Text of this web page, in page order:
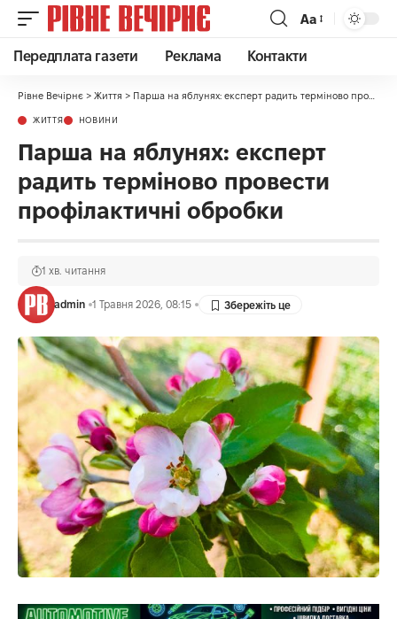
Аа
Передплата газети Реклама Контакти
Рівне Вечірнє > Життя > Парша на яблунях: експерт радить терміново провести профілактичні обробки
ЖИТТЯ НОВИНИ
Парша на яблунях: експерт
радить терміново провести
профілактичні обробки
admin 1 Травня 2026, 08:15
1 хв. читання